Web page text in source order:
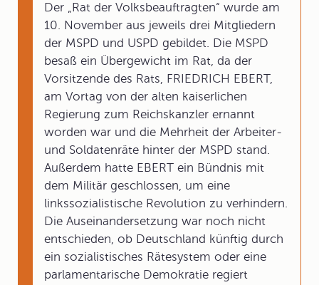
Der „Rat der Volksbeauftragten“ wurde am
10. November aus jeweils drei Mitgliedern
der MSPD und USPD gebildet. Die MSPD
besaß ein Übergewicht im Rat, da der
Vorsitzende des Rats, FRIEDRICH EBERT,
am Vortag von der alten kaiserlichen
Regierung zum Reichskanzler ernannt
worden war und die Mehrheit der Arbeiter-
und Soldatenräte hinter der MSPD stand.
Außerdem hatte EBERT ein Bündnis mit
dem Militär geschlossen, um eine
linkssozialistische Revolution zu verhindern.
Die Auseinandersetzung war noch nicht
entschieden, ob Deutschland künftig durch
ein sozialistisches Rätesystem oder eine
parlamentarische Demokratie regiert